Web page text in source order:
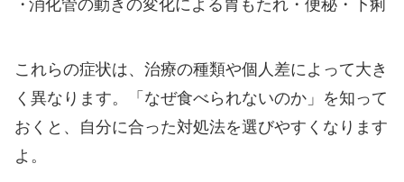
これらの症状は、治療の種類や個人差によって大き
く異なります。「なぜ食べられないのか」を知って
おくと、自分に合った対処法を選びやすくなります
よ。